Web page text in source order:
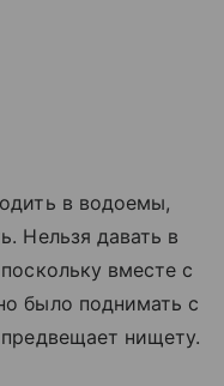
в водоемы,
Нельзя давать в
вместе с
было поднимать с
нищету.